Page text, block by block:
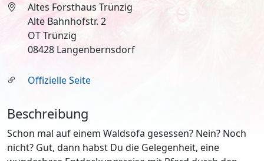
Altes Forsthaus Trünzig
Alte Bahnhofstr. 2
OT Trünzig
08428 Langenbernsdorf
Offizielle Seite
Beschreibung
Schon mal auf einem Waldsofa gesessen? Nein? Noch
nicht? Gut, dann habst Du die Gelegenheit, eine